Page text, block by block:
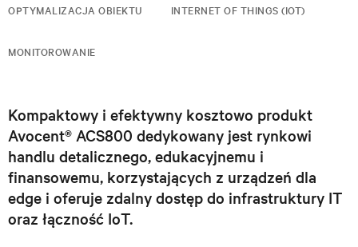
OPTYMALIZACJA OBIEKTU INTERNET OF THINGS (IOT)
MONITOROWANIE
Kompaktowy i efektywny kosztowo produkt
Avocent® ACS800 dedykowany jest rynkowi
handlu detalicznego, edukacyjnemu i
finansowemu, korzystających z urządzeń dla
edge i oferuje zdalny dostęp do infrastruktury IT
oraz łączność IoT.